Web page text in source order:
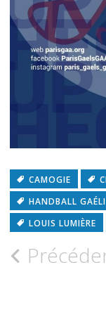
CAMOGIE
HANDBALL
LOUIS LUMIÈRE